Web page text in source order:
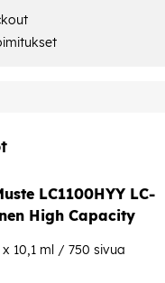
LC1100HYY LC-
High Capacity
10,1 ml / 750 sivua